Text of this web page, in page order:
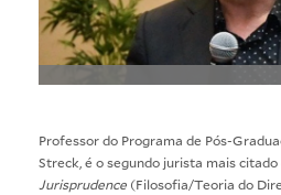
Professor do Programa de Pós-
Streck, é o segundo jurista mais
Jurisprudence (Filosofia/Teoria do